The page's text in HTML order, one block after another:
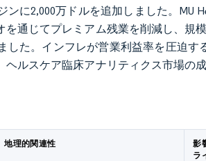
に2,000万ドルを追加しました。MU
通じてプレミアム残業を削減し、規
た。インフレが営業利益率を圧迫す
ルスケア臨床アナリティクス市場の
地理的関連性
影
ラ